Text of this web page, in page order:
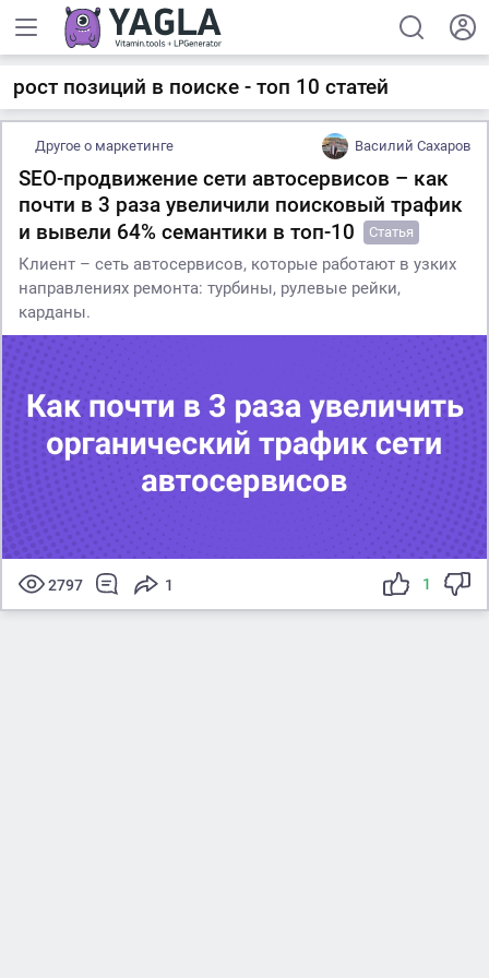
рост позиций в поиске - топ 10 статей
Другое о маркетинге Василий Сахаров
SEO-продвижение сети автосервисов – как
почти в 3 раза увеличили поисковый трафик
и вывели 64% семантики в топ-10
Статья
Клиент – сеть автосервисов, которые работают в узких
направлениях ремонта: турбины, рулевые рейки,
карданы.
2797 1 1